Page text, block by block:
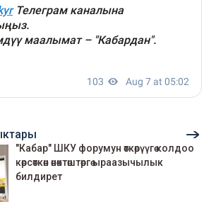
"Кабар" ШКУ форумун өткөрүүгө колдоо
көрсөткөн өнөктөштөргө ыраазычылык
билдирет